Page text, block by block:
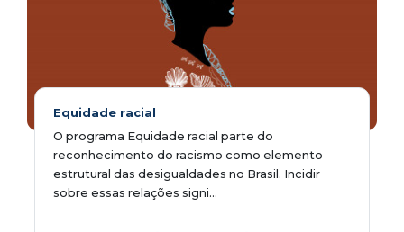
Equidade racial
O programa Equidade racial parte do
reconhecimento do racismo como elemento
estrutural das desigualdades no Brasil. Incidir
sobre essas relações signi...